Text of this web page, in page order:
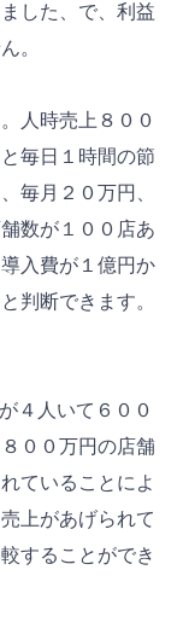
した、で、利益
。
人時売上８００
毎日１時間の節
毎月２０万円、
数が１００店あ
入費が１億円か
判断できます。
４人いて６００
００万円の店舗
ていることによ
上があげられて
することができ